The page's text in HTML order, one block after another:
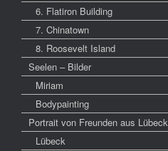
6. Flatiron Building
7. Chinatown
8. Roosevelt Island
Seelen – Bilder
Miriam
Bodypainting
Portrait von Freunden aus Lübeck
Lübeck